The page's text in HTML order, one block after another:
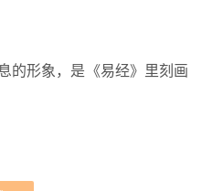
的形象，是《易经》里刻画